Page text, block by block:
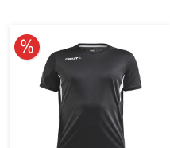
10% reduziert